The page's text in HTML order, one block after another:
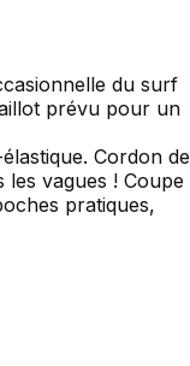
du surf
prévu pour un
Cordon de
vagues ! Coupe
pratiques,